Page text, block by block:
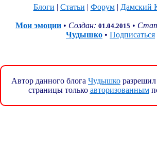
Блоги | Статьи | Форум| Дамский
Мои эмоции • Создан: 01.04.2015 •
Чудышко • Подписаться
Автор данного блога Чудышко
страницы только авторизованным